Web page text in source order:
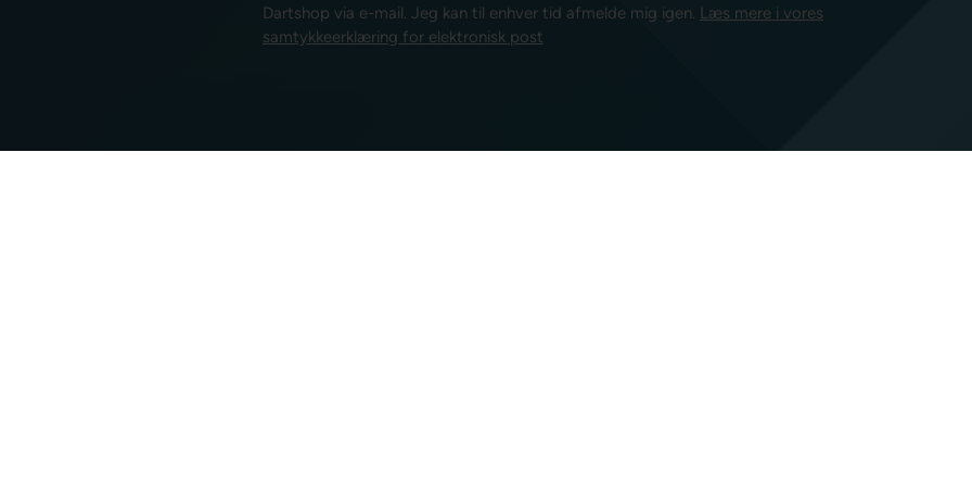
Dartshop via e-mail. Jeg kan til enhver tid afmelde mig igen. Læs mere i vores
samtykkeerklæring for elektronisk post